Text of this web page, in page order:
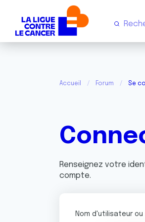
Accueil Forum Se
Renseignez votre
compte.
Nom d'utilisateur ou